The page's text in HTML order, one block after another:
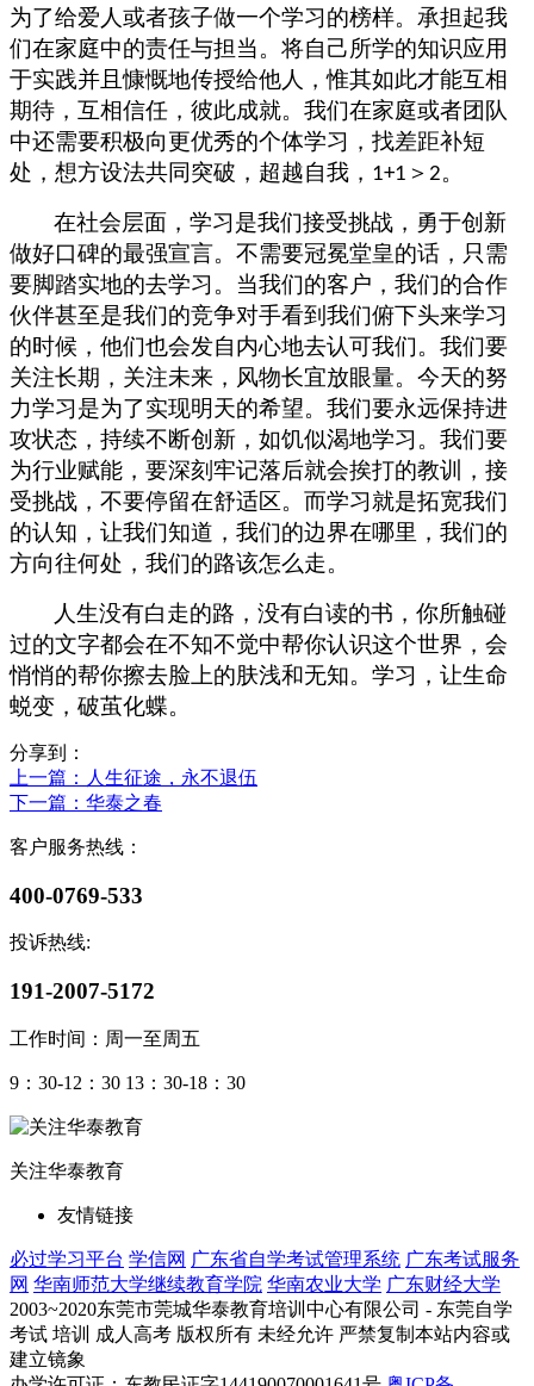
为了给爱人或者孩子做一个学习的榜样。承担起我
们在家庭中的责任与担当。将自己所学的知识应用
于实践并且慷慨地传授给他人，惟其如此才能互相
期待，互相信任，彼此成就。我们在家庭或者团队
中还需要积极向更优秀的个体学习，找差距补短
处，想方设法共同突破，超越自我， 1+1 ＞ 2。
在社会层面，学习是我们接受挑战，勇于创新
做好口碑的最强宣言。不需要冠冕堂皇的话，只需
要脚踏实地的去学习。当我们的客户，我们的合作
伙伴甚至是我们的竞争对手看到我们俯下头来学习
的时候，他们也会发自内心地去认可我们。我们要
关注长期，关注未来，风物长宜放眼量。今天的努
力学习是为了实现明天的希望。我们要永远保持进
攻状态，持续不断创新，如饥似渴地学习。我们要
为行业赋能，要深刻牢记落后就会挨打的教训，接
受挑战，不要停留在舒适区。而学习就是拓宽我们
的认知，让我们知道，我们的边界在哪里，我们的
方向往何处，我们的路该怎么走。
人生没有白走的路，没有白读的书，你所触碰
过的文字都会在不知不觉中帮你认识这个世界，会
悄悄的帮你擦去脸上的肤浅和无知。学习，让生命
蜕变，破茧化蝶。
分享到：
上一篇 ：人生征途，永不退伍
下一篇 ：华泰之春
客户服务热线：
400-0769-533
投诉热线:
191-2007-5172
工作时间：周一至周五
9：30-12：30 13：30-18：30
关注华泰教育
友情链接
必过学习平台 学信网 广东省自学考试管理系统 广东考试服务
网 华南师范大学继续教育学院 华南农业大学 广东财经大学
2003~2020东莞市莞城华泰教育培训中心有限公司 - 东莞自学
考试 培训 成人高考 版权所有 未经允许 严禁复制本站内容或
建立镜象